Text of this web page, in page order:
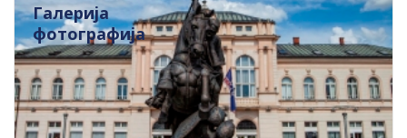
Галерија
фотографија